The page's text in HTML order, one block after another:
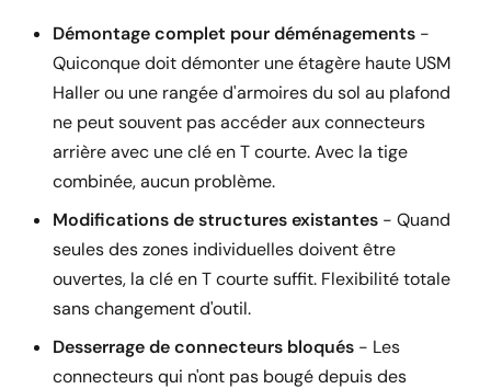
Démontage complet pour déménagements -
Quiconque doit démonter une étagère haute USM
Haller ou une rangée d'armoires du sol au plafond
ne peut souvent pas accéder aux connecteurs
arrière avec une clé en T courte. Avec la tige
combinée, aucun problème.
Modifications de structures existantes - Quand
seules des zones individuelles doivent être
ouvertes, la clé en T courte suffit. Flexibilité totale
sans changement d'outil.
Desserrage de connecteurs bloqués - Les
connecteurs qui n'ont pas bougé depuis des